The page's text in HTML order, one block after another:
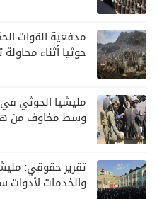
مدفعية القوات
حوثيا أثناء
مليشيا الحوثي في
وسط مخاوف من
تقرير حقوقي:
والخدمات لأدوات